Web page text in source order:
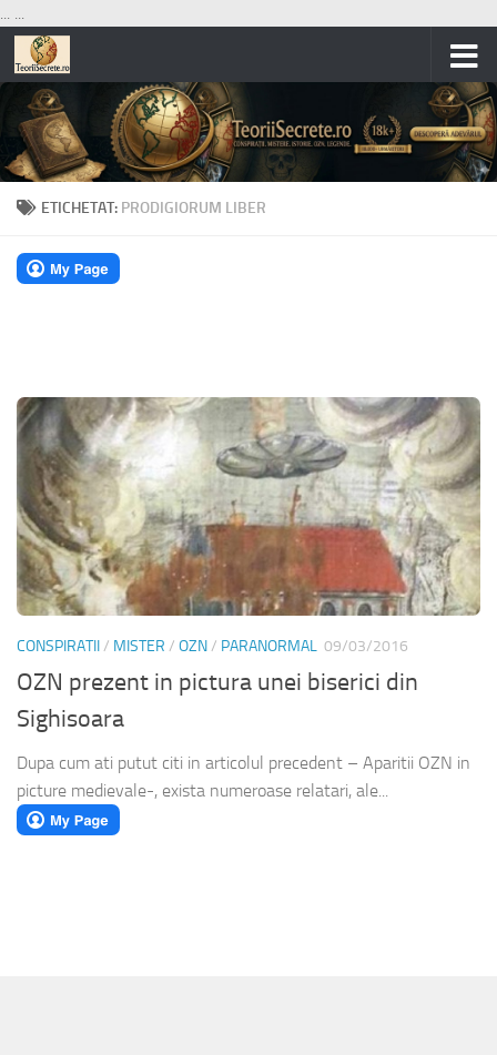
... ...
Skip to content
ETICHETAT: PRODIGIORUM LIBER
CONSPIRATII/ MISTER / OZN/ PARANORMAL 09/03/2016
OZN prezent in pictura unei biserici din
Sighisoara
Dupa cum ati putut citi in articolul precedent – Aparitii OZN in
picture medievale-, exista numeroase relatari, ale...